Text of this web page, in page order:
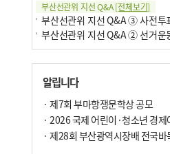
부산선관위 지선 Q&A[전체보기]
알립니다
· 제7회 부마항쟁문학상 공모
· 2026 국제 어린이·청소년 경제
· 제28회 부산광역시장배 전국바